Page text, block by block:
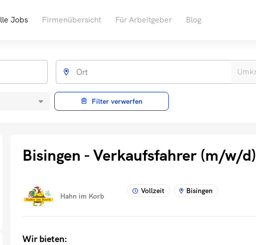
Jobs Firmenübersicht Für Arbeitgeber Blog
Filter verwerfen
Bisingen - Verkaufsfahrer (m/w/d)
Hahn im Korb
Vollzeit Bisingen
Wir bieten: